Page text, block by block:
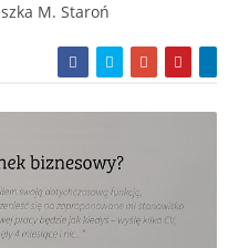
M. Staroń